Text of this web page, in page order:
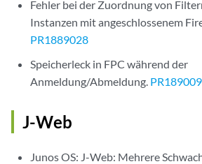
Fehler bei der Zuordnung von
Instanzen mit angeschlossenem
PR1889028
Speicherleck in FPC während der
Anmeldung/Abmeldung.
J-Web
Junos OS: J-Web: Mehrere